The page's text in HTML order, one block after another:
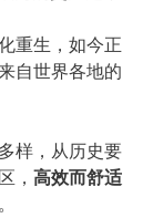
重生，如今正
自世界各地的
样，从历史要
， 高效而舒适